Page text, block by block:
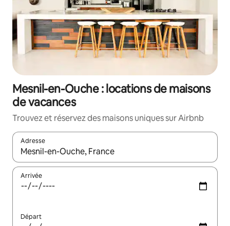
Mesnil-en-Ouche : locations de maisons
de vacances
Trouvez et réservez des maisons uniques sur Airbnb
Adresse
Lorsque les résultats s'affichent, utilisez les flèches vers le
Arrivée
Départ